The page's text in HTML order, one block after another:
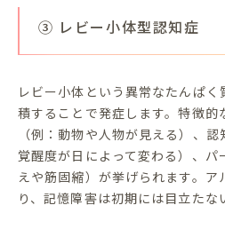
③ レビー小体型認知症
レビー小体という異常なたんぱ
積することで発症します。特徴的
（例：動物や人物が見える）、
覚醒度が日によって変わる）、
えや筋固縮）が挙げられます。ア
り、記憶障害は初期には目立たな